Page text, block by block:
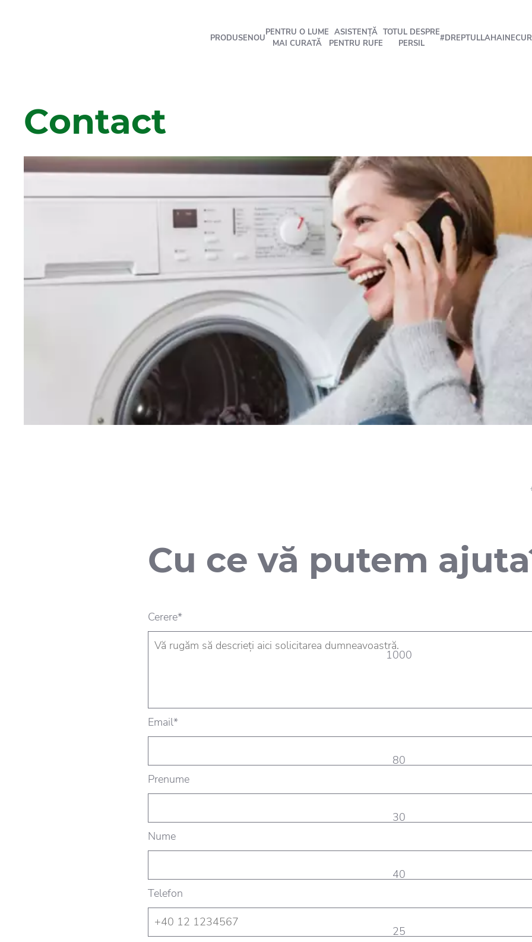
PRODUSENOU
PENTRU O LUME
MAI CURATĂ
ASISTENȚĂ
PENTRU RUFE
TOTUL DESPRE
PERSIL
Contact
Cu ce vă putem
Cerere*
1000
Email*
80
Prenume
30
Nume
40
Telefon
25